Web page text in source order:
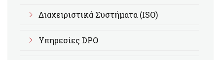
Διαχειριστικά Συστήματα (ISO)
Υπηρεσίες DPO